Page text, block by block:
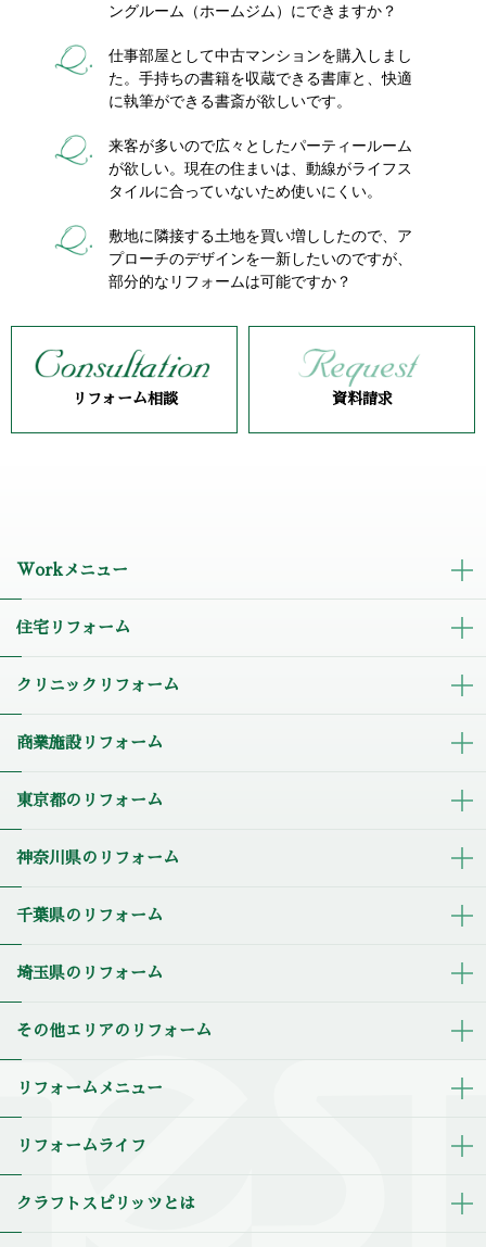
ングルーム（ホームジム）にできますか？
仕事部屋として中古マンションを購入しまし
た。手持ちの書籍を収蔵できる書庫と、快適
に執筆ができる書斎が欲しいです。
来客が多いので広々としたパーティールーム
が欲しい。現在の住まいは、動線がライフス
タイルに合っていないため使いにくい。
敷地に隣接する土地を買い増ししたので、ア
プローチのデザインを一新したいのですが、
部分的なリフォームは可能ですか？
リフォーム相談 資料請求
Workメニュー
住宅リフォーム
クリニックリフォーム
商業施設リフォーム
東京都のリフォーム
神奈川県のリフォーム
千葉県のリフォーム
埼玉県のリフォーム
その他エリアのリフォーム
リフォームメニュー
リフォームライフ
クラフトスピリッツとは